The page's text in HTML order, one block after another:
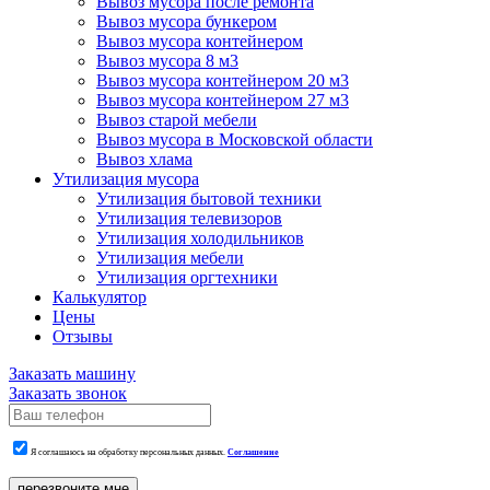
Вывоз мусора бункером
Вывоз мусора контейнером
Вывоз мусора 8 м3
Вывоз мусора контейнером 20 м3
Вывоз мусора контейнером 27 м3
Вывоз старой мебели
Вывоз мусора в Московской области
Вывоз хлама
Утилизация мусора
Утилизация бытовой техники
Утилизация телевизоров
Утилизация холодильников
Утилизация мебели
Утилизация оргтехники
Калькулятор
Цены
Отзывы
Заказать машину
Заказать звонок
Я соглашаюсь на обработку персональных данных. Соглашение